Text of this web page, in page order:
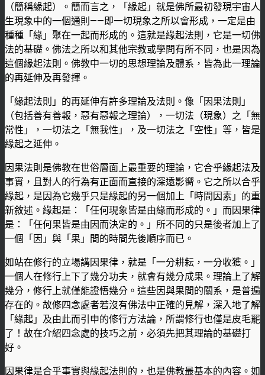
（簡稱緣起）。簡而言之，「緣起」就是佛所最初發現宇宙人
生現象中的一個通則——即一切現象之所以會形成，一定是由
種種「緣」聚在一起而形成的。這就是緣起法則，它是一切佛
法的基礎。佛法之所以和其他宗教或學問有所不同，也是因為
這個緣起法則。佛教中一切的思想理論及體系，皆為此一理論
的再延伸及再發揮。
「緣起法則」的再延伸有許多理論及法則。像「因果法則」
（包括善有善報，惡有惡報之理論），一切法（現象）之「無
常性」，一切法之「無我性」，及一切法之「空性」等，皆是
緣起之延伸。
因果法則是佛教在世俗層面上最重要的理論，它合乎緣起法及
事實，且對人的行為有正面而直接的深遠影嚮。它之所以合乎
緣起，是因為它幾乎只是緣起的另一個加上「時間因素」的重
新敘述。緣起是：「任何現象皆是由緣而形成的。」而因果律
是：「任何果皆是由因而決定的。」所不同的只是後者加上了
一個「因」與「果」間的時間先後順序而已。
如站在修行的立場講因果律，就是「一分耕耘，一分收獲。」
一個人在修行上下了幾分功夫，就會有幾分成果。理論上了解
幾分，修行上就僅能證悟幾分。這些因與果間的關系，是普遍
存在的。故修四念處者若沒有佛法中正確的見解，深入地了解
「緣起」及由此而引申的修行方法論，所謂修行也僅是皮毛罷
了！故在介紹四念處的技巧之前，必須先把其理論的基礎打
好。
因果律是合乎事實與緣起法則的，也是佛教最基本的內容。如